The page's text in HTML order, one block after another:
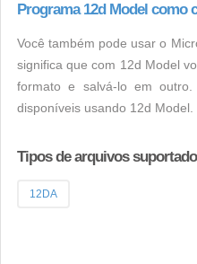
Programa 12d Model como
Você também pode usar o
significa que com 12d Model
formato e salvá-lo em
disponíveis usando 12d Model.
Tipos de arquivos
12DA